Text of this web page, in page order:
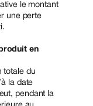
le montant
une perte
en
totale du
la date
pendant la